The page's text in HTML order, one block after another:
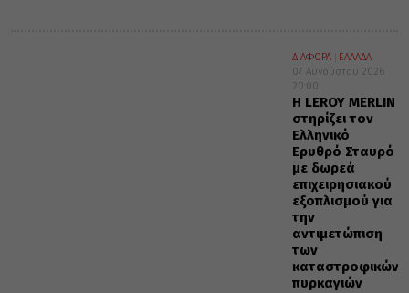
ΔΙΑΦΟΡΑ
ΕΛΛΑΔΑ
07 Αυγούστου 2026
20:00
Η LEROY MERLIN
στηρίζει τον
Ελληνικό
Ερυθρό Σταυρό
με δωρεά
επιχειρησιακού
εξοπλισμού για
την
αντιμετώπιση
των
καταστροφικών
πυρκαγιών